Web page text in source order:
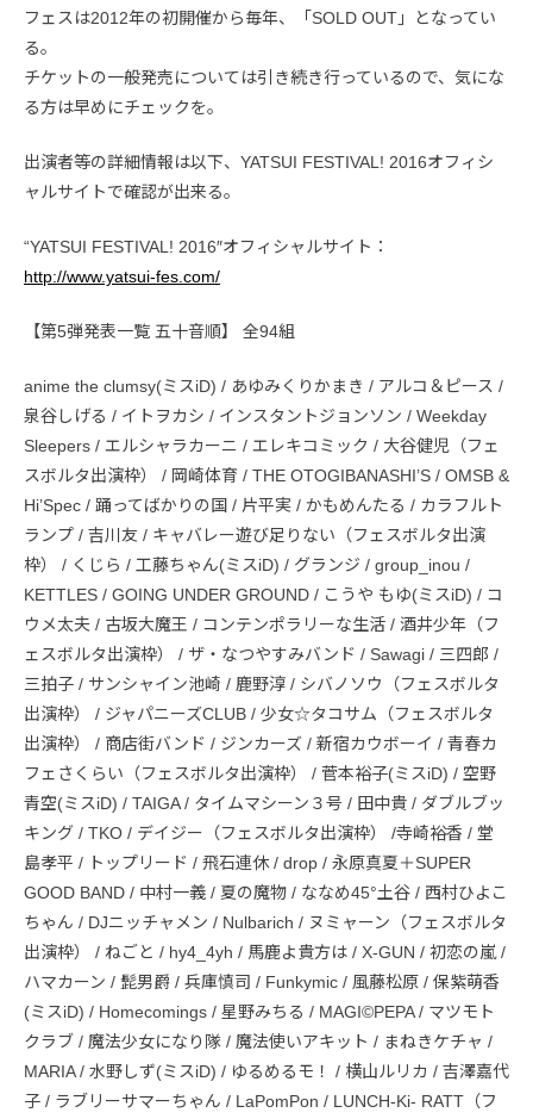
フェスは2012年の初開催から毎年、「SOLD OUT」となってい
る。
チケットの一般発売については引き続き行っているので、気にな
る方は早めにチェックを。
出演者等の詳細情報は以下、YATSUI FESTIVAL! 2016オフィシ
ャルサイトで確認が出来る。
“YATSUI FESTIVAL! 2016″オフィシャルサイト：
http://www.yatsui-fes.com/
【第5弾発表一覧 五十音順】 全94組
anime the clumsy(ミスiD) / あゆみくりかまき / アルコ＆ピース /
泉谷しげる / イトヲカシ / インスタントジョンソン / Weekday
Sleepers / エルシャラカーニ / エレキコミック / 大谷健児（フェ
スボルタ出演枠） / 岡崎体育 / THE OTOGIBANASHI’S / OMSB &
Hi’Spec / 踊ってばかりの国 / 片平実 / かもめんたる / カラフルト
ランプ / 吉川友 / キャバレー遊び足りない（フェスボルタ出演
枠） / くじら / 工藤ちゃん(ミスiD) / グランジ / group_inou /
KETTLES / GOING UNDER GROUND / こうや もゆ(ミスiD) / コ
ウメ太夫 / 古坂大魔王 / コンテンポラリーな生活 / 酒井少年（フ
ェスボルタ出演枠） / ザ・なつやすみバンド / Sawagi / 三四郎 /
三拍子 / サンシャイン池崎 / 鹿野淳 / シバノソウ（フェスボルタ
出演枠） / ジャパニーズCLUB / 少女☆タコサム（フェスボルタ
出演枠） / 商店街バンド / ジンカーズ / 新宿カウボーイ / 青春カ
フェさくらい（フェスボルタ出演枠） / 菅本裕子(ミスiD) / 空野
青空(ミスiD) / TAIGA / タイムマシーン３号 / 田中貴 / ダブルブッ
キング / TKO / デイジー（フェスボルタ出演枠） /寺崎裕香 / 堂
島孝平 / トップリード / 飛石連休 / drop / 永原真夏＋SUPER
GOOD BAND / 中村一義 / 夏の魔物 / ななめ45°土谷 / 西村ひよこ
ちゃん / DJニッチャメン / Nulbarich / ヌミャーン（フェスボルタ
出演枠） / ねごと / hy4_4yh / 馬鹿よ貴方は / X-GUN / 初恋の嵐 /
ハマカーン / 髭男爵 / 兵庫慎司 / Funkymic / 風藤松原 / 保紫萌香
(ミスiD) / Homecomings / 星野みちる / MAGI©PEPA / マツモト
クラブ / 魔法少女になり隊 / 魔法使いアキット / まねきケチャ /
MARIA / 水野しず(ミスiD) / ゆるめるモ！ / 横山ルリカ / 吉澤嘉代
子 / ラブリーサマーちゃん / LaPomPon / LUNCH-Ki- RATT（フ